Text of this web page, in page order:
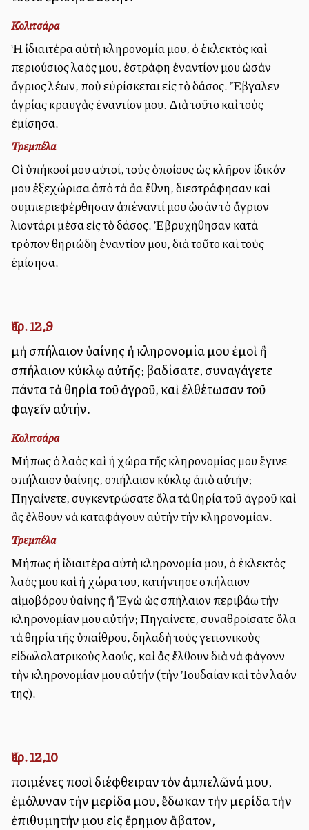
Κολιτσάρα
Ἡ ἰδιαιτέρα αὐτὴ κληρονομία μου, ὁ ἐκλεκτὸς καὶ
περιούσιος λαός μου, ἐστράφη ἐναντίον μου ὡσὰν
ἄγριος λέων, ποὺ εὑρίσκεται εἰς τὸ δάσος. Ἔβγαλεν
ἀγρίας κραυγὰς ἐναντίον μου. Διὰ τοῦτο καὶ τοὺς
ἐμίσησα.
Τρεμπέλα
Οἱ ὑπήκοοί μου αὐτοί, τοὺς ὁποίους ὡς κλῆρον ἰδικόν
μου ἐξεχώρισα ἀπὸ τὰ ἄλλα ἔθνη, διεστράφησαν καὶ
συμπεριεφέρθησαν ἀπέναντί μου ὡσὰν τὸ ἄγριον
λιοντάρι μέσα εἰς τὸ δάσος. Ἐβρυχήθησαν κατὰ
τρόπον θηριώδη ἐναντίον μου, διὰ τοῦτο καὶ τοὺς
ἐμίσησα.
Ἰερ. 12,9
μὴ σπήλαιον ὑαίνης ἡ κληρονομία μου ἐμοὶ ἢ
σπήλαιον κύκλῳ αὐτῆς; βαδίσατε, συναγάγετε
πάντα τὰ θηρία τοῦ ἀγροῦ, καὶ ἐλθέτωσαν τοῦ
φαγεῖν αὐτήν.
Κολιτσάρα
Μήπως ὁ λαὸς καὶ ἡ χώρα τῆς κληρονομίας μου ἔγινε
σπήλαιον ὑαίνης, σπήλαιον κύκλῳ ἀπὸ αὐτήν;
Πηγαίνετε, συγκεντρώσατε ὅλα τὰ θηρία τοῦ ἀγροῦ καὶ
ἃς ἔλθουν νὰ καταφάγουν αὐτὴν τὴν κληρονομίαν.
Τρεμπέλα
Μήπως ἡ ἰδιαιτέρα αὐτὴ κληρονομία μου, ὁ ἐκλεκτὸς
λαός μου καὶ ἡ χώρα του, κατήντησε σπήλαιον
αἱμοβόρου ὑαίνης ἢ Ἐγὼ ὡς σπήλαιον περιβάλλω τὴν
κληρονομίαν μου αὐτήν; Πηγαίνετε, συναθροίσατε ὅλα
τὰ θηρία τῆς ὑπαίθρου, δηλαδὴ τοὺς γειτονικοὺς
εἰδωλολατρικοὺς λαούς, καὶ ἂς ἔλθουν διὰ νὰ φάγονν
τὴν κληρονομίαν μου αὐτήν (τὴν Ἰουδαίαν καὶ τὸν λαόν
της).
Ἰερ. 12,10
ποιμένες πολλοὶ διέφθειραν τὸν ἀμπελῶνά μου,
ἐμόλυναν τὴν μερίδα μου, ἔδωκαν τὴν μερίδα τὴν
ἐπιθυμητήν μου εἰς ἔρημον ἄβατον,